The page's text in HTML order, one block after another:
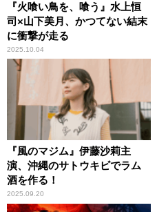
『火喰い鳥を、喰う』水上恒
司×山下美月、かつてない結末
に衝撃が走る
2025.10.04
『風のマジム』伊藤沙莉主
演、沖縄のサトウキビでラム
酒を作る！
2025.09.20